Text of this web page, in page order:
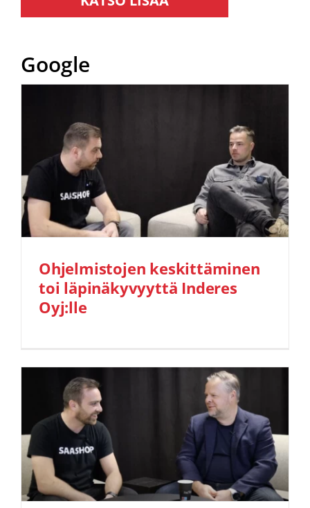
Google
Ohjelmistojen keskittäminen
toi läpinäkyvyyttä Inderes
Oyj:lle